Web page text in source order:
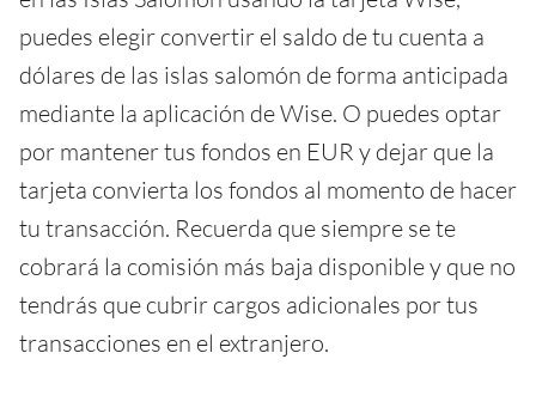
puedes elegir convertir el saldo de tu cuenta a
dólares de las islas salomón de forma anticipada
mediante la aplicación de Wise. O puedes optar
por mantener tus fondos en EUR y dejar que la
tarjeta convierta los fondos al momento de hacer
tu transacción. Recuerda que siempre se te
cobrará la comisión más baja disponible y que no
tendrás que cubrir cargos adicionales por tus
transacciones en el extranjero.